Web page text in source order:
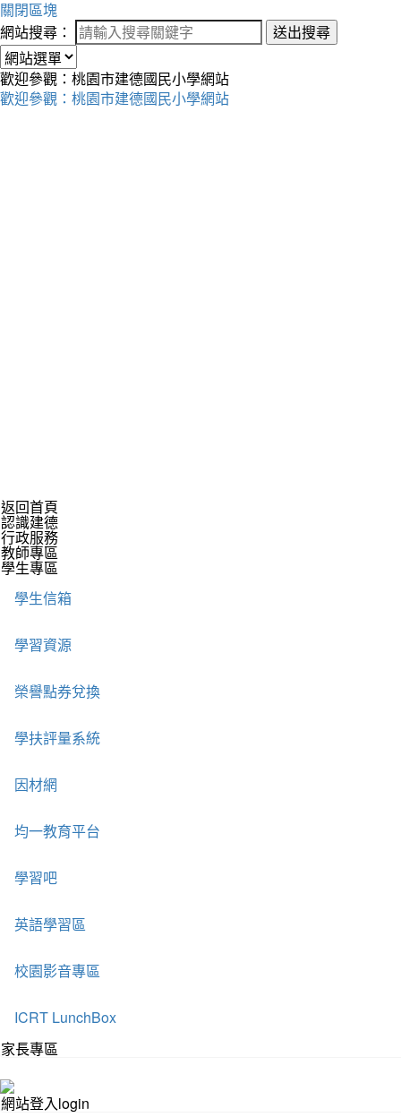
關閉區塊
網站搜尋：
送出搜尋
歡迎參觀：桃園市建德國民小學網站
歡迎參觀：桃園市建德國民小學網站
返回首頁
認識建德
行政服務
教師專區
學生專區
學生信箱
學習資源
榮譽點券兌換
學扶評量系統
因材網
均一教育平台
學習吧
英語學習區
校園影音專區
ICRT LunchBox
家長專區
網站登入login